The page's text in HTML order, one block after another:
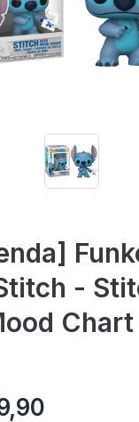
-
Chart